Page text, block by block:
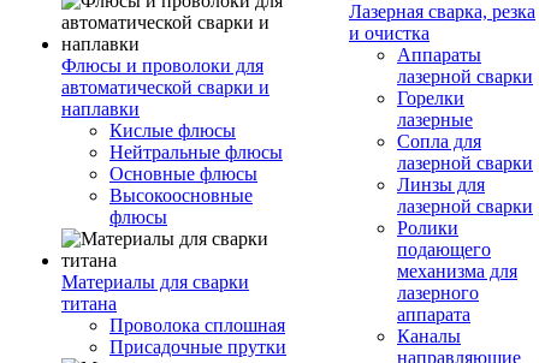
Флюсы и проволоки для
автоматической сварки и
наплавки
Кислые флюсы
Нейтральные флюсы
Основные флюсы
Высокоосновные
флюсы
Материалы для сварки
титана
Проволока сплошная
Присадочные прутки
Лазерная сварка, резка
и очистка
Аппараты
лазерной сварки
Горелки
лазерные
Сопла для
лазерной сварки
Линзы для
лазерной сварки
Ролики
подающего
механизма для
лазерного
аппарата
Каналы
направляющие